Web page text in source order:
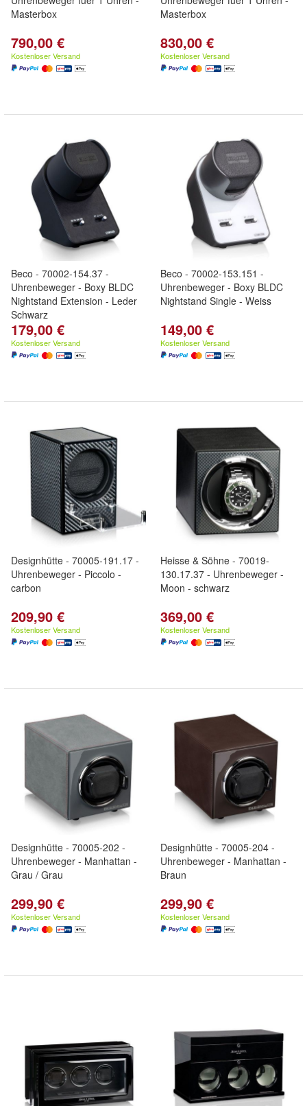
Masterbox
790,00 €
Kostenloser Versand
Masterbox
830,00 €
Kostenloser Versand
Beco - 70002-154.37 -
Uhrenbeweger - Boxy BLDC
Nightstand Extension - Leder
Schwarz
179,00 €
Kostenloser Versand
Beco - 70002-153.151 -
Uhrenbeweger - Boxy BLDC
Nightstand Single - Weiss
149,00 €
Kostenloser Versand
Designhütte - 70005-191.17 -
Uhrenbeweger - Piccolo -
carbon
209,90 €
Kostenloser Versand
Heisse & Söhne - 70019-
130.17.37 - Uhrenbeweger -
Moon - schwarz
369,00 €
Kostenloser Versand
Designhütte - 70005-202 -
Uhrenbeweger - Manhattan -
Grau / Grau
299,90 €
Kostenloser Versand
Designhütte - 70005-204 -
Uhrenbeweger - Manhattan -
Braun
299,90 €
Kostenloser Versand